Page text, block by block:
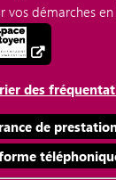
vos démarches
des
de